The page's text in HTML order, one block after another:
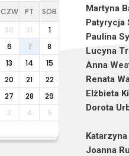
Martyna
Patyrycja
Paulina
Lucyna
Anna
Renata
Elżbieta
Dorota
Joanna
CZW PT
SOB
30 31
1
6 7
8
13 14
15
20 21
22
27 28
29
3 4 5